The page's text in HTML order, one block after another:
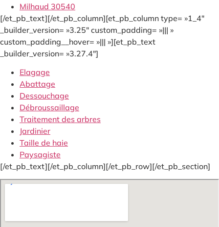
Milhaud 30540
[/et_pb_text][/et_pb_column][et_pb_column type= »1_4″
_builder_version= »3.25″ custom_padding= »||| »
custom_padding__hover= »||| »][et_pb_text
_builder_version= »3.27.4″]
Elagage
Abattage
Dessouchage
Débroussaillage
Traitement des arbres
Jardinier
Taille de haie
Paysagiste
[/et_pb_text][/et_pb_column][/et_pb_row][/et_pb_section]